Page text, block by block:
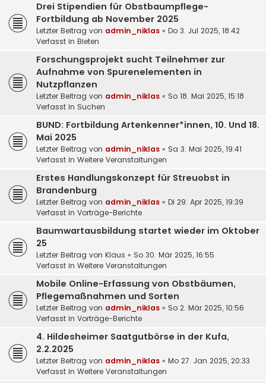
Drei Stipendien für Obstbaumpflege-
Fortbildung ab November 2025
Letzter Beitrag von admin_niklas « Do 3. Jul 2025, 18:42
Verfasst in Bieten
Forschungsprojekt sucht Teilnehmer zur
Aufnahme von Spurenelementen in
Nutzpflanzen
Letzter Beitrag von admin_niklas « So 18. Mai 2025, 15:18
Verfasst in Suchen
BUND: Fortbildung Artenkenner*innen, 10. Und 18.
Mai 2025
Letzter Beitrag von admin_niklas « Sa 3. Mai 2025, 19:41
Verfasst in Weitere Veranstaltungen
Erstes Handlungskonzept für Streuobst in
Brandenburg
Letzter Beitrag von admin_niklas « Di 29. Apr 2025, 19:39
Verfasst in Vorträge-Berichte
Baumwartausbildung startet wieder im Oktober
25
Letzter Beitrag von Klaus « So 30. Mär 2025, 16:55
Verfasst in Weitere Veranstaltungen
Mobile Online-Erfassung von Obstbäumen,
Pflegemaßnahmen und Sorten
Letzter Beitrag von admin_niklas « So 2. Mär 2025, 10:56
Verfasst in Vorträge-Berichte
4. Hildesheimer Saatgutbörse in der Kufa,
2.2.2025
Letzter Beitrag von admin_niklas « Mo 27. Jan 2025, 20:33
Verfasst in Weitere Veranstaltungen